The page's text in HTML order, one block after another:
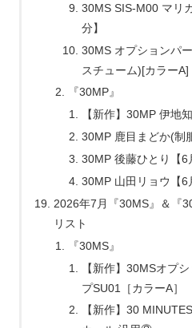
30MS SIS-M00 マリ
分】
30MS オプションパ
スチューム)[カラーA]
『30MP』
【新作】30MP 伊地
30MP 鹿目まどか(制
30MP 後藤ひとり【6
30MP 山田リョウ【6
2026年7月『30MS』＆『
リスト
『30MS』
【新作】30MSオプ
プSU01［カラーA］
【新作】30